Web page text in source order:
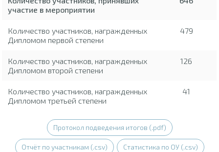
участие в мероприятии
Количество участников, награжденных
Дипломом первой степени
479
Количество участников, награжденных
Дипломом второй степени
126
Количество участников, награжденных
Дипломом третьей степени
41
Протокол подведения итогов (.pdf)
Отчёт по участникам (.csv) Статистика по ОУ (.csv)